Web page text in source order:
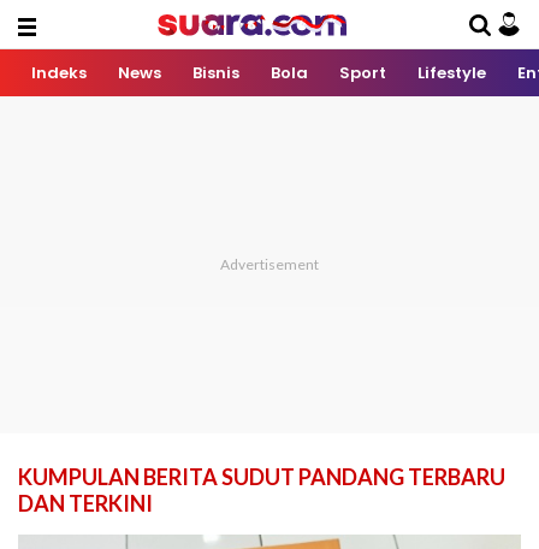
Indeks News Bisnis Bola Sport Lifestyle
KUMPULAN BERITA SUDUT PANDANG TERBARU
DAN TERKINI